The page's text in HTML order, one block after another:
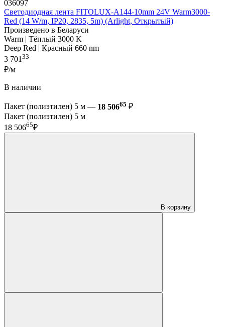
036097
Светодиодная лента FITOLUX-A144-10mm 24V Warm3000-
Red (14 W/m, IP20, 2835, 5m) (Arlight, Открытый)
Произведено в Беларуси
Warm | Тёплый 3000 K
Deep Red | Красный 660 nm
3 70133
₽/м
В наличии
Пакет (полиэтилен) 5 м — 18 50665 ₽
Пакет (полиэтилен) 5 м
18 50665₽
В корзину